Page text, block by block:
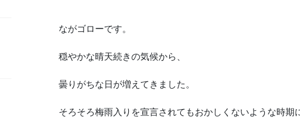
ながゴローです。
穏やかな晴天続きの気候から、
曇りがちな日が増えてきました。
そろそろ梅雨入りを宣言されてもおかしくないような時期